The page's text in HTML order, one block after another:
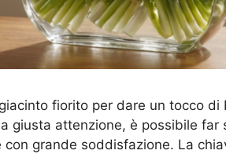
fiorito per dare un tocco
giusta attenzione, è possibile
grande soddisfazione. La